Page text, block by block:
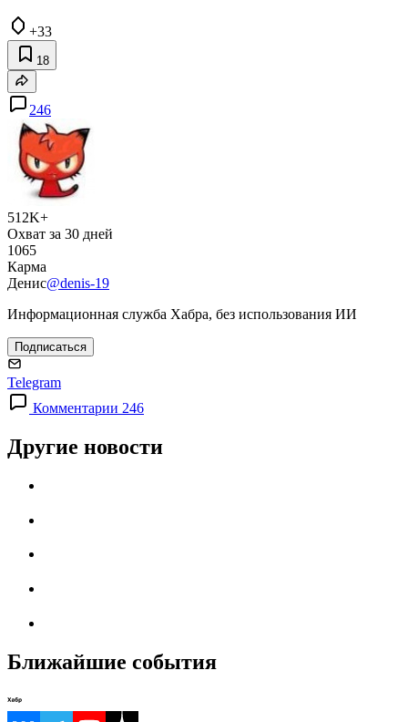
+33
18
246
512K+
Охват за 30 дней
1065
Карма
Денис@denis-19
Информационная служба Хабра, без использования ИИ
Подписаться
Telegram
Комментарии 246
Другие новости
Ближайшие события